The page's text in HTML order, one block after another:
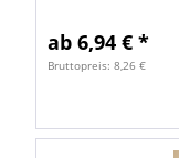
ab 6,94 € *
Bruttopreis: 8,26 €